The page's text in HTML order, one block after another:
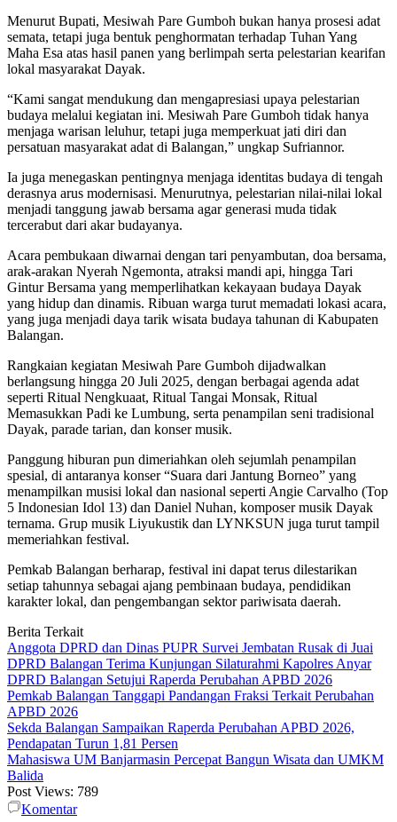
Menurut Bupati, Mesiwah Pare Gumboh bukan hanya prosesi adat
semata, tetapi juga bentuk penghormatan terhadap Tuhan Yang
Maha Esa atas hasil panen yang berlimpah serta pelestarian kearifan
lokal masyarakat Dayak.
“Kami sangat mendukung dan mengapresiasi upaya pelestarian
budaya melalui kegiatan ini. Mesiwah Pare Gumboh tidak hanya
menjaga warisan leluhur, tetapi juga memperkuat jati diri dan
persatuan masyarakat adat di Balangan,” ungkap Sufriannor.
Ia juga menegaskan pentingnya menjaga identitas budaya di tengah
derasnya arus modernisasi. Menurutnya, pelestarian nilai-nilai lokal
menjadi tanggung jawab bersama agar generasi muda tidak
tercerabut dari akar budayanya.
Acara pembukaan diwarnai dengan tari penyambutan, doa bersama,
arak-arakan Nyerah Ngemonta, atraksi mandi api, hingga Tari
Gintur Bersama yang memperlihatkan kekayaan budaya Dayak
yang hidup dan dinamis. Ribuan warga turut memadati lokasi acara,
yang juga menjadi daya tarik wisata budaya tahunan di Kabupaten
Balangan.
Rangkaian kegiatan Mesiwah Pare Gumboh dijadwalkan
berlangsung hingga 20 Juli 2025, dengan berbagai agenda adat
seperti Ritual Nengkuaat, Ritual Tangai Monsak, Ritual
Memasukkan Padi ke Lumbung, serta penampilan seni tradisional
Dayak, parade tarian, dan konser musik.
Panggung hiburan pun dimeriahkan oleh sejumlah penampilan
spesial, di antaranya konser “Suara dari Jantung Borneo” yang
menampilkan musisi lokal dan nasional seperti Angie Carvalho (Top
5 Indonesian Idol 13) dan Daniel Nuhan, komposer musik Dayak
ternama. Grup musik Liyukustik dan LYNKSUN juga turut tampil
memeriahkan festival.
Pemkab Balangan berharap, festival ini dapat terus dilestarikan
setiap tahunnya sebagai ajang pembinaan budaya, pendidikan
karakter lokal, dan pengembangan sektor pariwisata daerah.
Berita Terkait
Anggota DPRD dan Dinas PUPR Survei Jembatan Rusak di Juai
DPRD Balangan Terima Kunjungan Silaturahmi Kapolres Anyar
DPRD Balangan Setujui Raperda Perubahan APBD 2026
Pemkab Balangan Tanggapi Pandangan Fraksi Terkait Perubahan
APBD 2026
Sekda Balangan Sampaikan Raperda Perubahan APBD 2026,
Pendapatan Turun 1,81 Persen
Mahasiswa UM Banjarmasin Percepat Bangun Wisata dan UMKM
Balida
Post Views: 789
Komentar